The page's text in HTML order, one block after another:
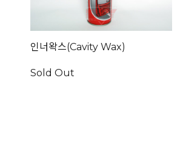
인너왁스(Cavity Wax)
Sold Out